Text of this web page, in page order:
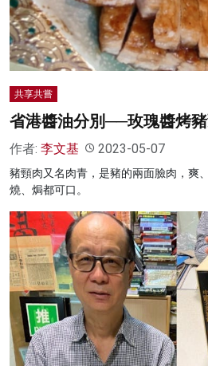
共享共嘗
省港醬油分別──玫瑰醬烤
作者: 李文基 2023-05-07
豬頸肉又名肉青，是豬的兩面臉肉，爽
燒、焗都可口。